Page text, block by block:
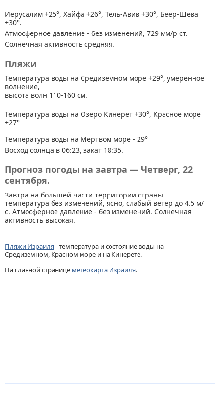
Иерусалим +25°, Хайфа +26°, Тель-Авив +30°, Беер-Шева
+30°.
Атмосферное давление - без изменений, 729 мм/р ст.
Солнечная активность средняя.
Пляжи
Температура воды на Средиземном море +29°, умеренное
волнение,
высота волн 110-160 см.
Температура воды на Озеро Кинерет +30°, Красное море
+27°
Температура воды на Мертвом море - 29°
Восход солнца в 06:23, закат 18:35.
Прогноз погоды на завтра — Четверг, 22
сентября.
Завтра на большей части территории страны
температура без изменений, ясно, слабый ветер до 4.5 м/
с. Атмосферное давление - без изменений. Солнечная
активность высокая.
Пляжи Израиля- температура и состояние воды на
Средиземном, Красном море и на Кинерете.
На главной странице метеокарта Израиля.